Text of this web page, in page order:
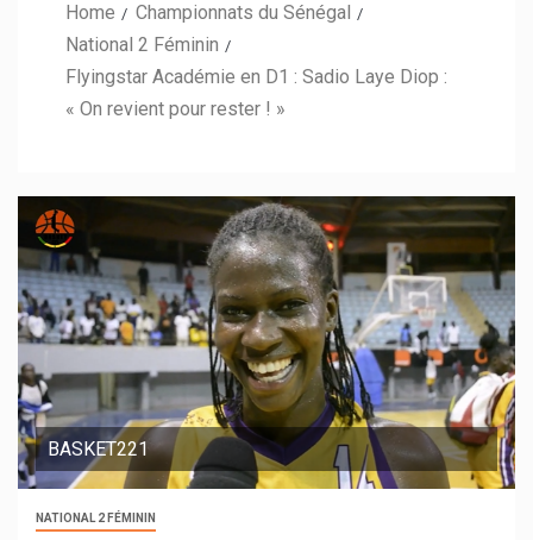
Home
Championnats du Sénégal
National 2 Féminin
Flyingstar Académie en D1 : Sadio Laye Diop :
« On revient pour rester ! »
BASKET221
NATIONAL 2 FÉMININ